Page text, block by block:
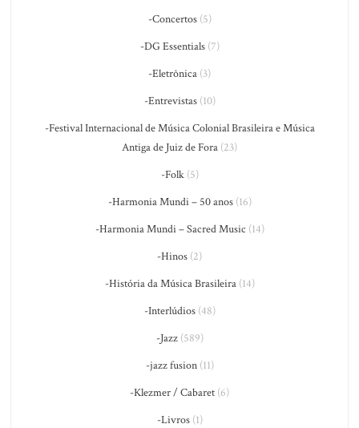
-Concertos(5)
-DG Essentials(7)
-Eletrônica (3)
-Entrevistas(10)
-Festival Internacional de Música Colonial Brasileira e Música
Antiga de Juiz de Fora (23)
-Folk(5)
-Harmonia Mundi – 50 anos(16)
-Harmonia Mundi – Sacred Music (14)
-Hinos (2)
-História da Música Brasileira(14)
-Interlúdios(48)
-Jazz(589)
-jazz fusion(11)
-Klezmer / Cabaret (6)
-Livros(1)